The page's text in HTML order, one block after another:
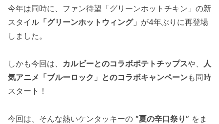
今年は同時に、ファン待望「グリーンホットチキン」の新
スタイル 「グリーンホットウィング」 が4年ぶりに再登場
しました。
しかも今回は、 カルビーとのコラボポテトチップスや、
人
気アニメ「ブルーロック」とのコラボキャンペーンも同時
スタート！
今回は、そんな熱いケンタッキーの “夏の辛口祭り” をま